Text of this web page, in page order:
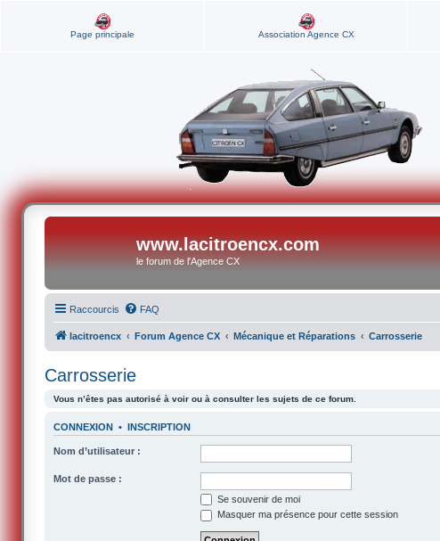
Page principale Association Agence CX
www.lacitroencx.com
le forum de l'Agence CX
Raccourcis FAQ
lacitroencx Forum Agence CX Mécanique et Réparations Carrosserie
Carrosserie
Vous n’êtes pas autorisé à voir ou à consulter les sujets de ce forum.
CONNEXION • INSCRIPTION
Nom d’utilisateur :
Mot de passe :
Se souvenir de moi
Masquer ma présence pour cette session